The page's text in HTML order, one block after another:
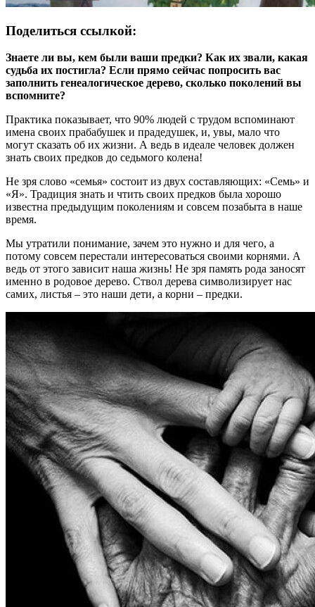
Поделиться ссылкой:
Знаете ли вы, кем были ваши предки? Как их звали, какая
судьба их постигла? Если прямо сейчас попросить вас
заполнить генеалогическое дерево, сколько поколений вы
вспомните?
Практика показывает, что 90% людей с трудом вспоминают
имена своих прабабушек и прадедушек, и, увы, мало что
могут сказать об их жизни. А ведь в идеале человек должен
знать своих предков до седьмого колена!
Не зря слово «семья» состоит из двух составляющих: «Семь» и
«Я». Традиция знать и чтить своих предков была хорошо
известна предыдущим поколениям и совсем позабыта в наше
время.
Мы утратили понимание, зачем это нужно и для чего, а
потому совсем перестали интересоваться своими корнями. А
ведь от этого зависит наша жизнь! Не зря память рода заносят
именно в родовое дерево. Ствол дерева символизирует нас
самих, листья – это наши дети, а корни – предки.